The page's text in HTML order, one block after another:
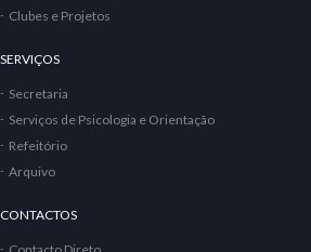
Clubes e Projetos
SERVIÇOS
Secretaria
Serviços de Psicologia e Orientação
Refeitório
Arquivo
CONTACTOS